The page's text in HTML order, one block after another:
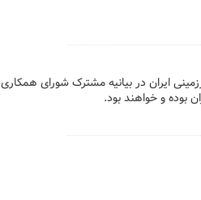
ایران در بیانیه مشترک شورای همکاری
بوده و خواهند بود.